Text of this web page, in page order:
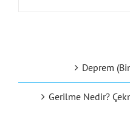
Deprem
Gerilme Nedir?